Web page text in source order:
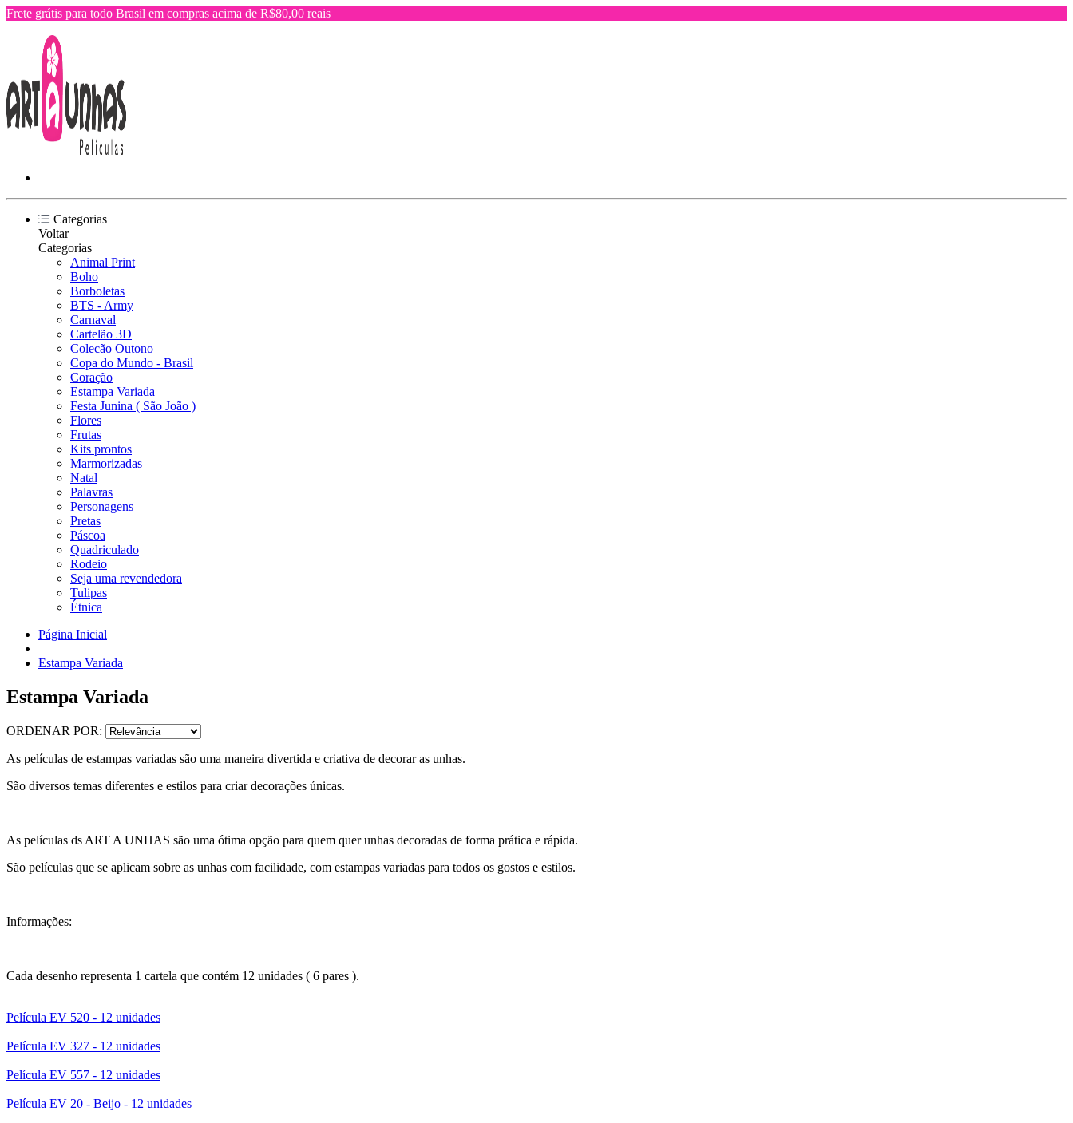
Frete grátis para todo Brasil em compras acima de R$80,00 reais
Categorias
Voltar
Categorias
Animal Print
Boho
Borboletas
BTS - Army
Carnaval
Cartelão 3D
Colecão Outono
Copa do Mundo - Brasil
Coração
Estampa Variada
Festa Junina ( São João )
Flores
Frutas
Kits prontos
Marmorizadas
Natal
Palavras
Personagens
Pretas
Páscoa
Quadriculado
Rodeio
Seja uma revendedora
Tulipas
Étnica
Página Inicial
Estampa Variada
Estampa Variada
ORDENAR POR:
As películas de estampas variadas são uma maneira divertida e criativa de decorar as unhas.
São diversos temas diferentes e estilos para criar decorações únicas.
As películas ds ART A UNHAS são uma ótima opção para quem quer unhas decoradas de forma prática e rápida.
São películas que se aplicam sobre as unhas com facilidade, com estampas variadas para todos os gostos e estilos.
Informações:
Cada desenho representa 1 cartela que contém 12 unidades ( 6 pares ).
Película EV 520 - 12 unidades
Película EV 327 - 12 unidades
Película EV 557 - 12 unidades
Película EV 20 - Beijo - 12 unidades